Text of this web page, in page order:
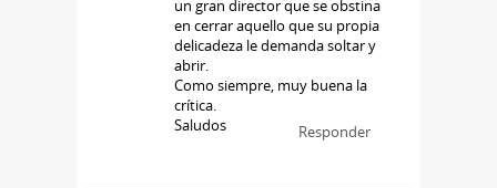
un gran director que se obstina
en cerrar aquello que su propia
delicadeza le demanda soltar y
abrir.
Como siempre, muy buena la
crítica.
Saludos
Responder